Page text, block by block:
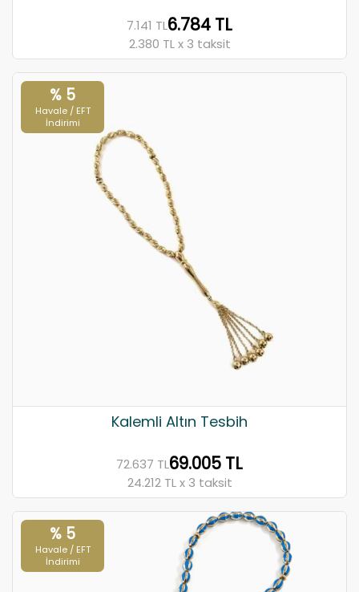
7.141 TL6.784 TL
2.380 TL x 3 taksit
% 5
Havale / EFT
İndirimi
Kalemli Altın Tesbih
72.637 TL69.005 TL
24.212 TL x 3 taksit
% 5
Havale / EFT
İndirimi